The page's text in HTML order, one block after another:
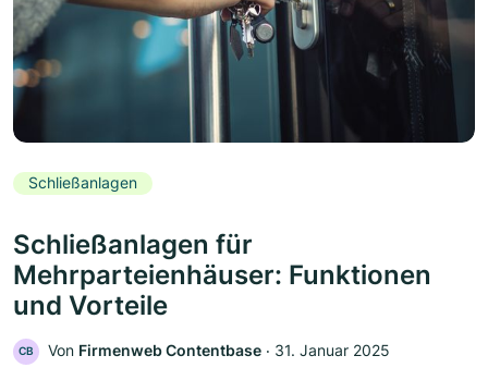
Schließanlagen
Schließanlagen für
Mehrparteienhäuser: Funktionen
und Vorteile
CB Von Firmenweb Contentbase ‧ 31. Januar 2025